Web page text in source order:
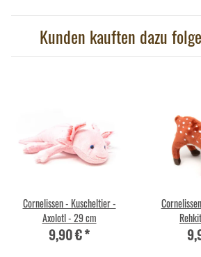
Kunden kauften dazu
Cornelissen - Kuscheltier -
Axolotl - 29 cm
9,90 €*